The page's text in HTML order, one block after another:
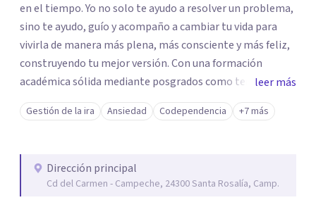
en el tiempo. Yo no solo te ayudo a resolver un problema,
sino te ayudo, guío y acompaño a cambiar tu vida para
vivirla de manera más plena, más consciente y más feliz,
construyendo tu mejor versión. Con una formación
académica sólida mediante posgrados como terapeuta
breve, familiar e infantil, así como con respaldo
profesional y experiencia clínica de más de 26 años y
auténtica y comunicación clara y directa para darte
seguridad emocional y una dirección firme de tu proceso
de cambio.
leer más
Gestión de la ira Ansiedad Codependencia +7 más
Dirección principal
Cd del Carmen - Campeche, 24300 Santa Rosalía, Camp.